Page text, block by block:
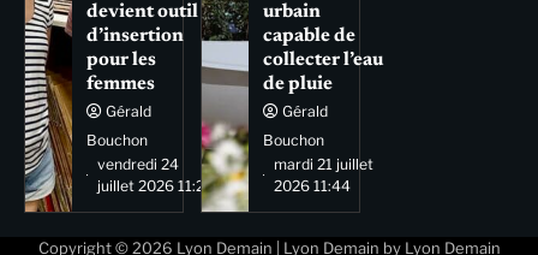
devient outil
d’insertion
pour les
femmes
Gérald
Bouchon
vendredi 24
juillet 2026 11:29
urbain
capable de
collecter l’eau
de pluie
Gérald
Bouchon
mardi 21 juillet
2026 11:44
Copyright © 2026 Lyon Demain | Lyon Demain by Lyon Demain